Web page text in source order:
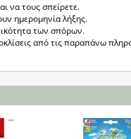
να τους σπείρετε.
ημερομηνία λήξης.
των σπόρων.
από τις παραπάνω